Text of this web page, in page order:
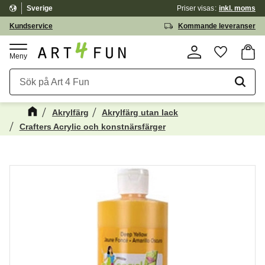
Meny
Kundservice Kommande leveranser
Sverige Priser visas inkl. moms
Akrylfärg
Akrylfärg utan lack
Crafters Acrylic och konstnärsfärger
intressera dig?